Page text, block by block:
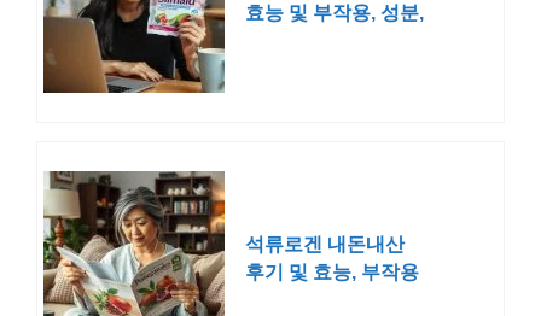
효능 및 부작용, 성분,
석류로겐 내돈내산
후기 및 효능, 부작용